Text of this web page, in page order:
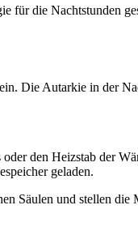
für die Nachtstunden
Die Autarkie in der
den Heizstab der
geladen.
Säulen und stellen